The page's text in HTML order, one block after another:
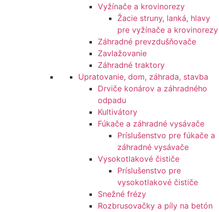
Vyžínače a krovinorezy
Žacie struny, lanká, hlavy
pre vyžínače a krovinorezy
Záhradné prevzdušňovače
Zavlažovanie
Záhradné traktory
Upratovanie, dom, záhrada, stavba
Drviče konárov a záhradného
odpadu
Kultivátory
Fúkače a záhradné vysávače
Príslušenstvo pre fúkače a
záhradné vysávače
Vysokotlakové čističe
Príslušenstvo pre
vysokotlakové čističe
Snežné frézy
Rozbrusovačky a píly na betón